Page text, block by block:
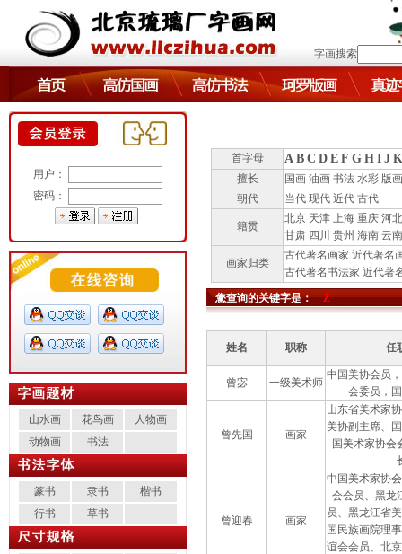
字画搜索
用户：
密码：
山水画 花鸟画
人物画
动物画
书法
篆书 隶书
楷书
行书
草书
首字母 A B C D E F G H I J K
擅长 国画 油画 书法 水彩 版画
朝代
当代 现代 近代 古代
籍贯
北京 天津 上海 重庆 河北
甘肃 四川 贵州 海南 云南
画家归类
古代著名画家 近代著名
古代著名书法家 近代著
您查询的关键字是：Z
姓名 职称 任
曾宓 一级美术师
中国美协会员
会委员，
曾先国 画家
山东省美术家
美协副主席、
国美术家协会
曾迎春 画家
中国美术家协
会会员、黑龙
员、黑龙江省
国民族画院理
谊会会员、北